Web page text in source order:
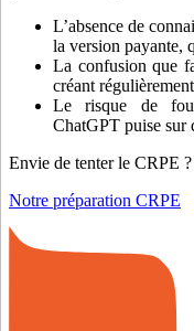
L’absence de
la version payante,
La confusion que
créant
Le risque de
ChatGPT puise sur
Envie de tenter le CRPE ?
Notre préparation CRPE